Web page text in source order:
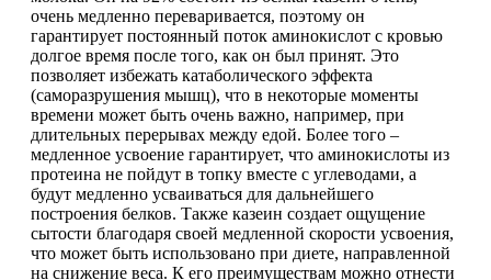
НАЗАД
Бустеры тестостерона
ЗМА
Антиоксиданты
Борьба со стрессом
Vitauct
WTF LABZ
Свой Путь
очень медленно переваривается, поэтому он
гарантирует постоянный поток аминокислот с кровью
долгое время после того, как он был принят. Это
позволяет избежать катаболического эффекта
(саморазрушения мышц), что в некоторые моменты
времени может быть очень важно, например, при
длительных перерывах между едой. Более того –
медленное усвоение гарантирует, что аминокислоты из
протеина не пойдут в топку вместе с углеводами, а
будут медленно усваиваться для дальнейшего
построения белков. Также казеин создает ощущение
сытости благодаря своей медленной скорости усвоения,
что может быть использовано при диете, направленной
на снижение веса. К его преимуществам можно отнести